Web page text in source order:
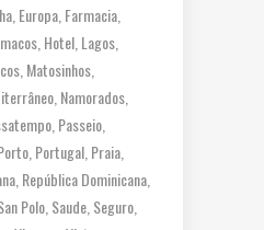
Europa Farmacia
Hotel Lagos
Matosinhos
Namorados
Passeio
Portugal Praia
República Dominicana
Polo Saude Seguro